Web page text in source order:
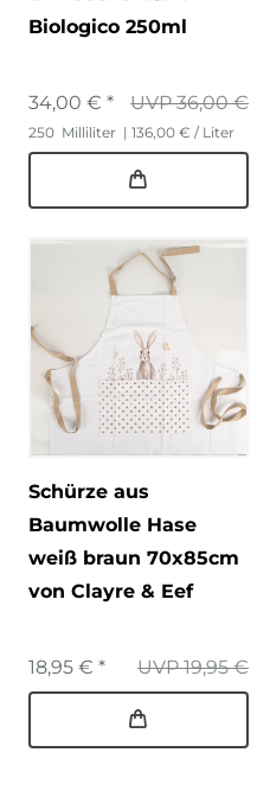
Biologico 250ml
UVP 36,00 €
34,00 € *
250 Milliliter | 136,00 € / Liter
Schürze aus
Baumwolle Hase
weiß braun 70x85cm
von Clayre & Eef
UVP 19,95 €
18,95 € *